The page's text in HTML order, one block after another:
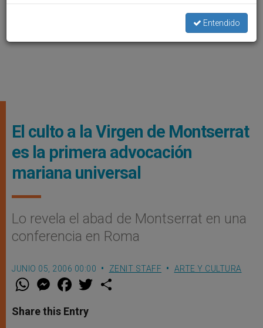
El culto a la Virgen de Montserrat
es la primera advocación
mariana universal
Lo revela el abad de Montserrat en una
conferencia en Roma
JUNIO 05, 2006 00:00 ZENIT STAFF ARTE Y CULTURA
W
t
s
M
e
s
e
F
a
e
b
w
Share this Entry
Entendido